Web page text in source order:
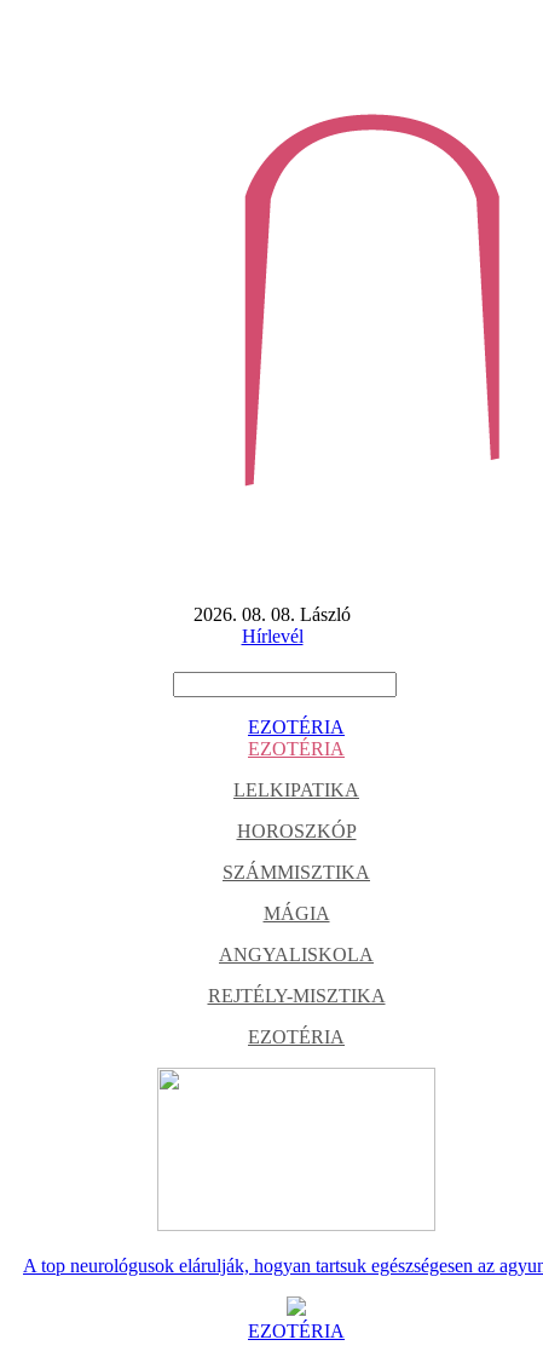
2026. 08. 08. László
Hírlevél
EZOTÉRIA
EZOTÉRIA
LELKIPATIKA
HOROSZKÓP
SZÁMMISZTIKA
MÁGIA
ANGYALISKOLA
REJTÉLY-MISZTIKA
EZOTÉRIA
A top neurológusok elárulják, hogyan tartsuk egészségesen az
EZOTÉRIA